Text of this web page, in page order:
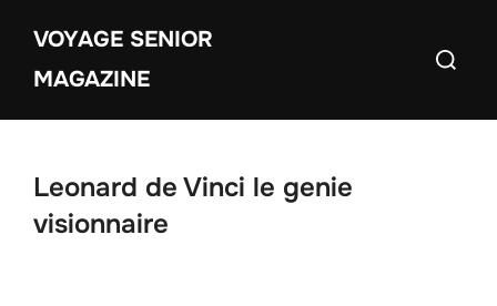
contenu
VOYAGE SENIOR
MAGAZINE
Leonard de Vinci le genie
visionnaire